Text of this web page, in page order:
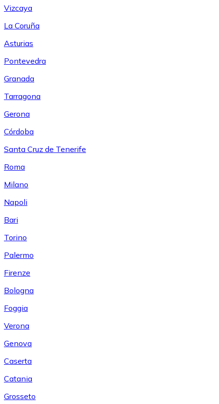
Vizcaya
La Coruña
Asturias
Pontevedra
Granada
Tarragona
Gerona
Córdoba
Santa Cruz de Tenerife
Roma
Milano
Napoli
Bari
Torino
Palermo
Firenze
Bologna
Foggia
Verona
Genova
Caserta
Catania
Grosseto